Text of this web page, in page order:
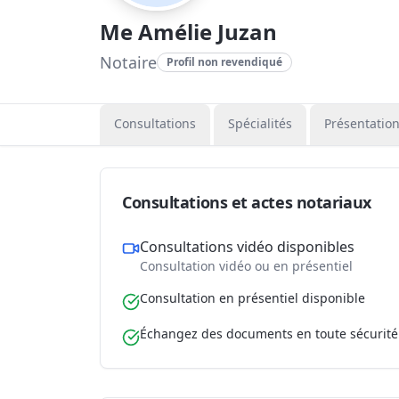
Me Amélie Juzan
Notaire Profil non revendiqué
Consultations Spécialités Présentation
Consultations et actes notariaux
Consultations vidéo disponibles
Consultation vidéo ou en présentiel
Consultation en présentiel disponible
Échangez des documents en toute sécurité